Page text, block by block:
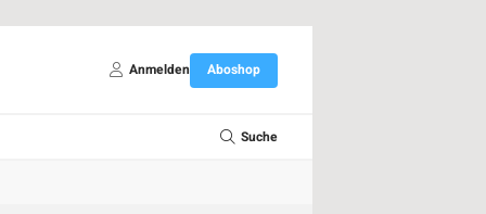
Anmelden Aboshop
Suche